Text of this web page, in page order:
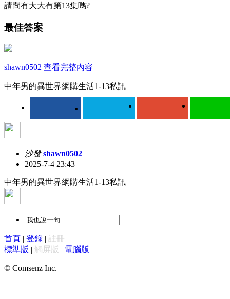
請問有大大有第13集嗎?
最佳答案
shawn0502 查看完整內容
中年男的異世界網購生活1-13私訊
沙發 shawn0502
2025-7-4 23:43
中年男的異世界網購生活1-13私訊
首頁 | 登錄 | 註冊
標準版 | 觸屏版 | 電腦版 |
© Comsenz Inc.